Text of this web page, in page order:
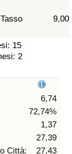
9,00
15
2
6,74
72,74%
1,37
27,39
Città:
27,43